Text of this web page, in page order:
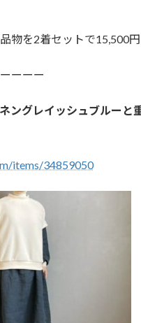
物を2着セットで15,500
ーーー
ングレイッシュブルー
items/34859050